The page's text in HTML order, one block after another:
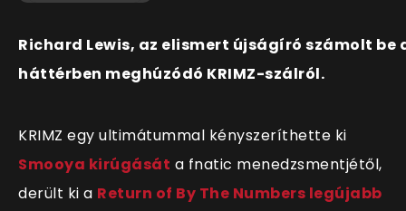
Richard Lewis, az elismert újságíró számolt be
háttérben meghúzódó KRIMZ-szálról.
KRIMZ egy ultimátummal kényszeríthette ki
Smooya kirúgását a fnatic menedzsmentjétől,
derült ki a Return of By The Numbers legújabb